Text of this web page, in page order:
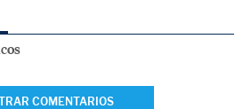
COMENTARIOS